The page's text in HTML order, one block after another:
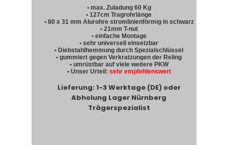
• max. Zuladung 60 Kg
• 127cm Tragrohrlänge
• 80 x 31 mm Alurohre stromlinienförmig in schwarz
• 21mm T-nut
• einfache Montage
• sehr universell einsetzbar
• Diebstahlhemmung durch Spezialschlüssel
• gummiert gegen Verkratzungen der Reling
• umrüstbar auf viele weitere PKW
• Unser Urteil: sehr empfehlenswert
Lieferung: 1-3 Werktage (DE) oder
Abholung Lager Nürnberg
Trägerspezialist